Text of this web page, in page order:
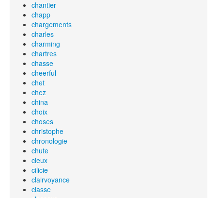
chantier
chapp
chargements
charles
charming
chartres
chasse
cheerful
chet
chez
china
choix
choses
christophe
chronologie
chute
cieux
cilicie
clairvoyance
classe